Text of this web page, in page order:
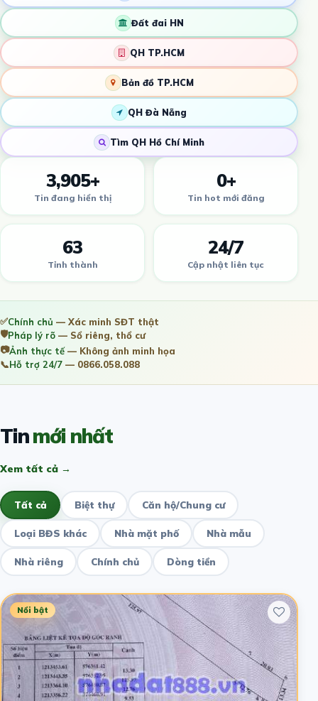
Đất đai HN
QH TP.HCM
Bản đồ TP.HCM
QH Đà Nẵng
Tìm QH Hồ Chí Minh
3,905+
Tin đang hiển thị
0+
Tin hot mới đăng
63
Tỉnh thành
24/7
Cập nhật liên tục
✅Chính chủ — Xác minh SĐT thật
🛡️Pháp lý rõ — Sổ riêng, thổ cư
📷Ảnh thực tế— Không ảnh minh họa
📞Hỗ trợ 24/7 — 0866.058.088
Tinmới nhất
Xem tất cả →
Tất cả Biệt thự Căn hộ/Chung cư
Loại BĐS khác Nhà mặt phố Nhà mẫu
Nhà riêng Chính chủ Dòng tiền
Nổi bật